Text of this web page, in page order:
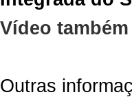
Vídeo
Outras